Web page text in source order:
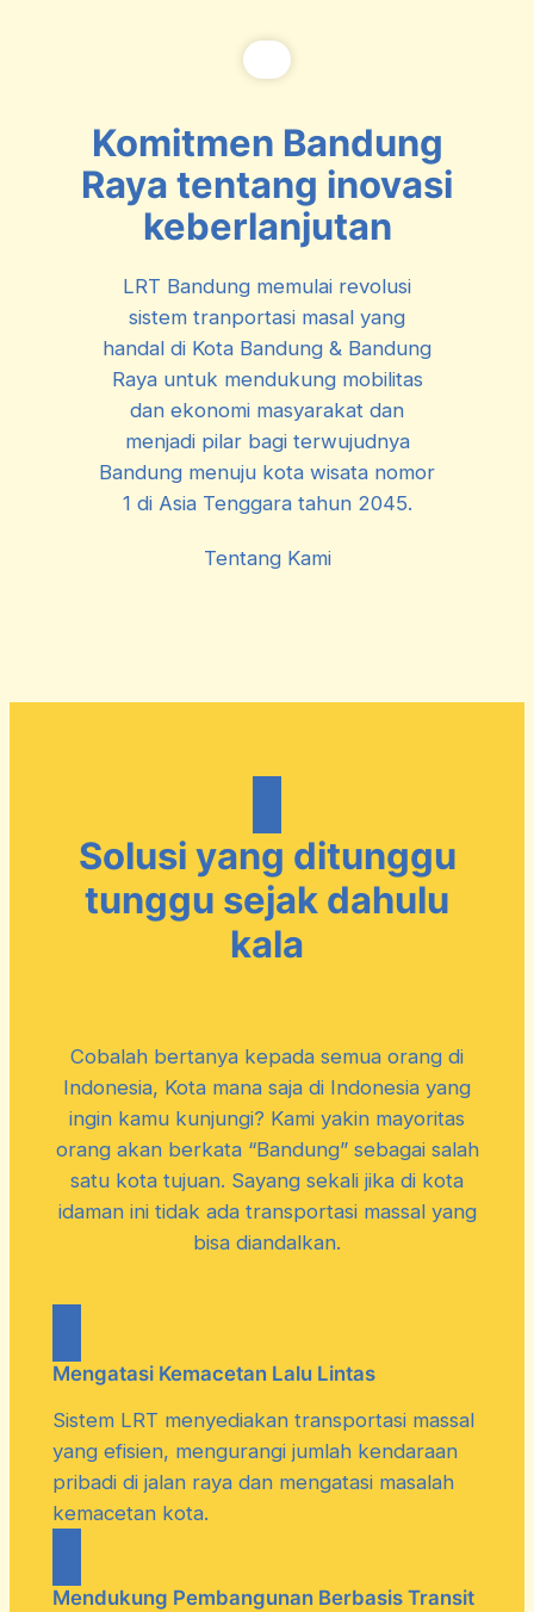
Komitmen Bandung
Raya tentang inovasi
keberlanjutan
LRT Bandung memulai revolusi
sistem tranportasi masal yang
handal di Kota Bandung & Bandung
Raya untuk mendukung mobilitas
dan ekonomi masyarakat dan
menjadi pilar bagi terwujudnya
Bandung menuju kota wisata nomor
1 di Asia Tenggara tahun 2045.
Tentang Kami
Solusi yang ditunggu
tunggu sejak dahulu
kala
Cobalah bertanya kepada semua orang di
Indonesia, Kota mana saja di Indonesia yang
ingin kamu kunjungi? Kami yakin mayoritas
orang akan berkata “Bandung” sebagai salah
satu kota tujuan. Sayang sekali jika di kota
idaman ini tidak ada transportasi massal yang
bisa diandalkan.
Mengatasi Kemacetan Lalu Lintas
Sistem LRT menyediakan transportasi massal
yang efisien, mengurangi jumlah kendaraan
pribadi di jalan raya dan mengatasi masalah
kemacetan kota.
Mendukung Pembangunan Berbasis Transit